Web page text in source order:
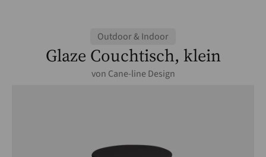
Outdoor & Indoor
Glaze Couchtisch, klein
von Cane-line Design